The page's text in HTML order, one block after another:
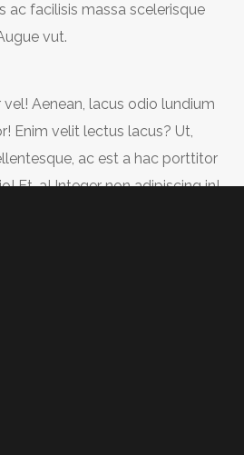
ac facilisis massa scelerisque
vut.
Aenean, lacus odio lundium
Enim velit lectus lacus? Ut,
ac est a hac porttitor
Et, a! Integer non adipiscing in!